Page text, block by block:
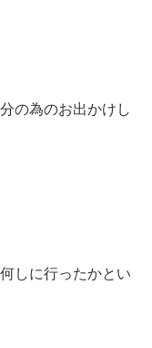
の為のお出かけし
しに行ったかとい